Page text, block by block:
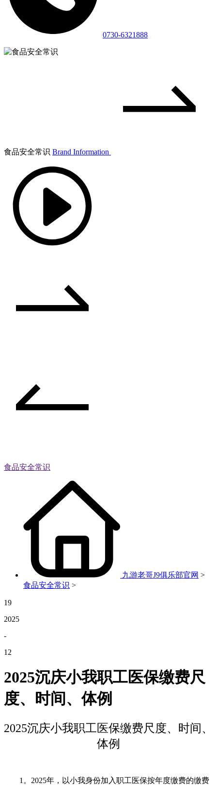
0730-6321888
食品安全常识 Brand Information
食品安全常识
九游老哥J9俱乐部官网 >
食品安全常识 >
19
2025
-
12
2025沉庆小我职工医保缴费尺
度、时间、体例
2025沉庆小我职工医保缴费尺度、时间、
体例
1。2025年，以小我身份加入职工医保按年度缴费的缴费